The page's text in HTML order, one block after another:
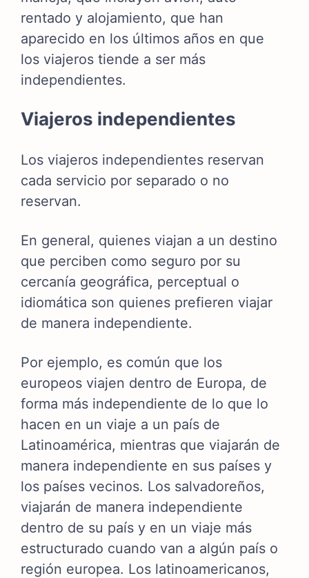
rentado y alojamiento, que han
aparecido en los últimos años en que
los viajeros tiende a ser más
independientes.
Viajeros independientes
Los viajeros independientes reservan
cada servicio por separado o no
reservan.
En general, quienes viajan a un destino
que perciben como seguro por su
cercanía geográfica, perceptual o
idiomática son quienes prefieren viajar
de manera independiente.
Por ejemplo, es común que los
europeos viajen dentro de Europa, de
forma más independiente de lo que lo
hacen en un viaje a un país de
Latinoamérica, mientras que viajarán de
manera independiente en sus países y
los países vecinos. Los salvadoreños,
viajarán de manera independiente
dentro de su país y en un viaje más
estructurado cuando van a algún país o
región europea. Los latinoamericanos,